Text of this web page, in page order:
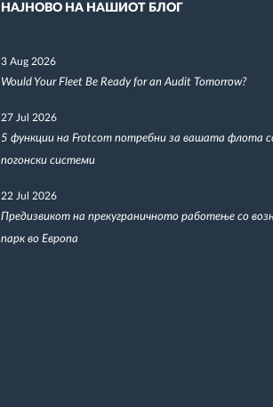
НАЈНОВО НА НАШИОТ БЛОГ
3 Aug 2026
Would Your Fleet Be Ready for an Audit Tomorrow?
27 Jul 2026
5 функции на Frotcom потребни за вашата флота
погонски системи
22 Jul 2026
Предизвикот на прекуграничното работење со
парк во Европа